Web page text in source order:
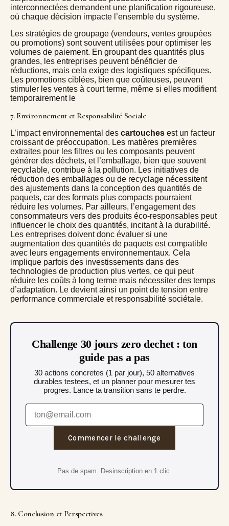
interconnectées demandent une planification rigoureuse,
où chaque décision impacte l’ensemble du système.
Les stratégies de groupage (vendeurs, ventes groupées
ou promotions) sont souvent utilisées pour optimiser les
volumes de paiement. En groupant des quantités plus
grandes, les entreprises peuvent bénéficier de
réductions, mais cela exige des logistiques spécifiques.
Les promotions ciblées, bien que coûteuses, peuvent
stimuler les ventes à court terme, même si elles modifient
temporairement le
7. Environnement et Responsabilité Sociale
L’impact environnemental des cartouches est un facteur
croissant de préoccupation. Les matières premières
extraites pour les filtres ou les composants peuvent
générer des déchets, et l’emballage, bien que souvent
recyclable, contribue à la pollution. Les initiatives de
réduction des emballages ou de recyclage nécessitent
des ajustements dans la conception des quantités de
paquets, car des formats plus compacts pourraient
réduire les volumes. Par ailleurs, l’engagement des
consommateurs vers des produits éco-responsables peut
influencer le choix des quantités, incitant à la durabilité.
Les entreprises doivent donc évaluer si une
augmentation des quantités de paquets est compatible
avec leurs engagements environnementaux. Cela
implique parfois des investissements dans des
technologies de production plus vertes, ce qui peut
réduire les coûts à long terme mais nécessiter des temps
d’adaptation. Le devient ainsi un point de tension entre
performance commerciale et responsabilité sociétale.
Challenge 30 jours zero dechet : ton
guide pas a pas
30 actions concretes (1 par jour), 50 alternatives
durables testees, et un planner pour mesurer tes
progres. Lance ta transition sans te perdre.
Commencer le challenge
Pas de spam. Desinscription en 1 clic.
8. Conclusion et Perspectives